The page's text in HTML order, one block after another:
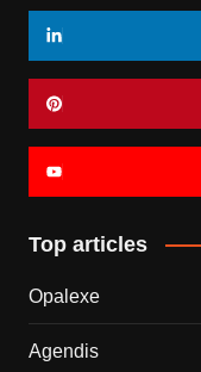
Top articles
Opalexe
Agendis